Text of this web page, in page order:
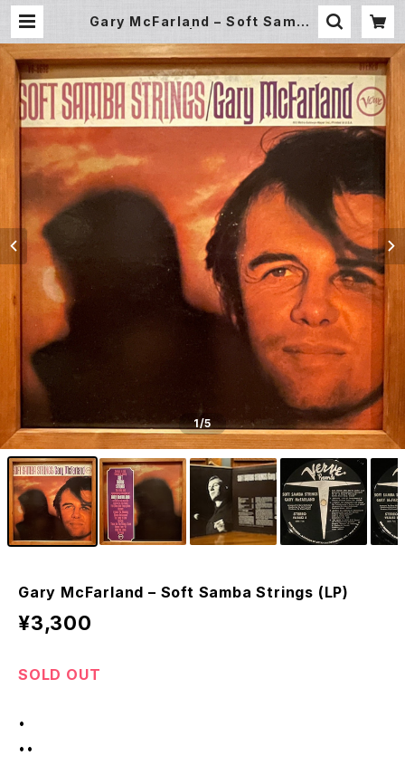
Gary McFarland – Soft Samba
allery Record Store
1/5
Gary McFarland – Soft Samba Strings (LP)
¥3,300
SOLD OUT
•
••